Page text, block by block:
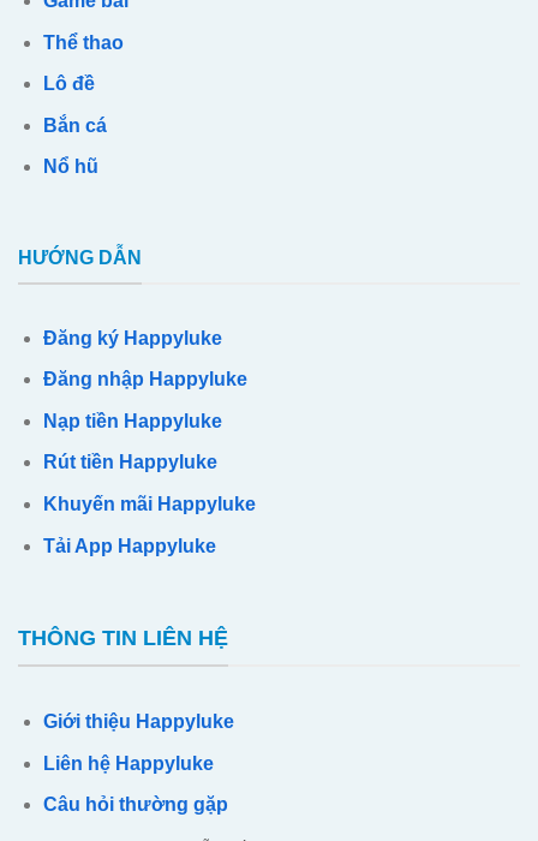
Thể thao
Lô đề
Bắn cá
Nổ hũ
HƯỚNG DẪN
Đăng ký Happyluke
Đăng nhập Happyluke
Nạp tiền Happyluke
Rút tiền Happyluke
Khuyến mãi Happyluke
Tải App Happyluke
THÔNG TIN LIÊN HỆ
Giới thiệu Happyluke
Liên hệ Happyluke
Câu hỏi thường gặp